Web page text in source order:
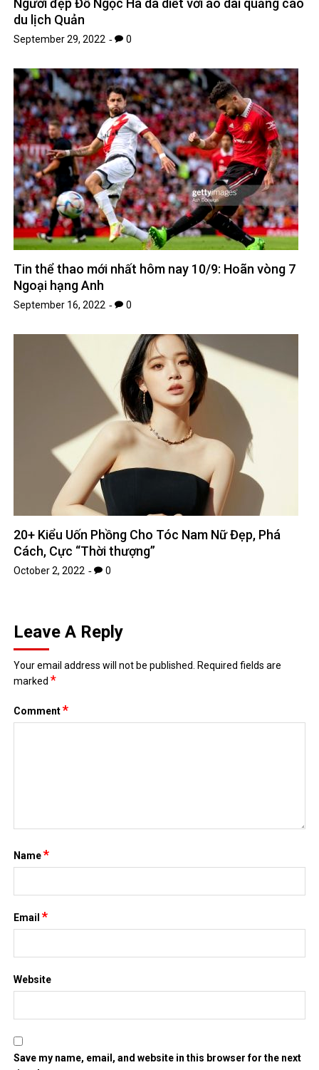
du lịch Quản
September 29, 2022 0
Tin thể thao mới nhất hôm nay 10/9: Hoãn vòng 7
Ngoại hạng Anh
September 16, 2022 0
20+ Kiểu Uốn Phồng Cho Tóc Nam Nữ Đẹp, Phá
Cách, Cực “Thời thượng”
October 2, 2022 0
Leave A Reply
Your email address will not be published. Required fields are
marked*
Comment*
Name*
Email*
Website
Save my name, email, and website in this browser for the next